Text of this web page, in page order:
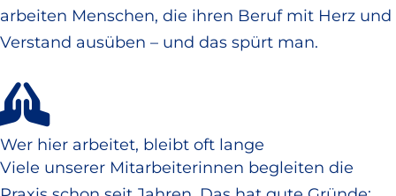
arbeiten Menschen, die ihren Beruf mit Herz und
Verstand ausüben – und das spürt man.
Wer hier arbeitet, bleibt oft lange
Viele unserer Mitarbeiterinnen begleiten die